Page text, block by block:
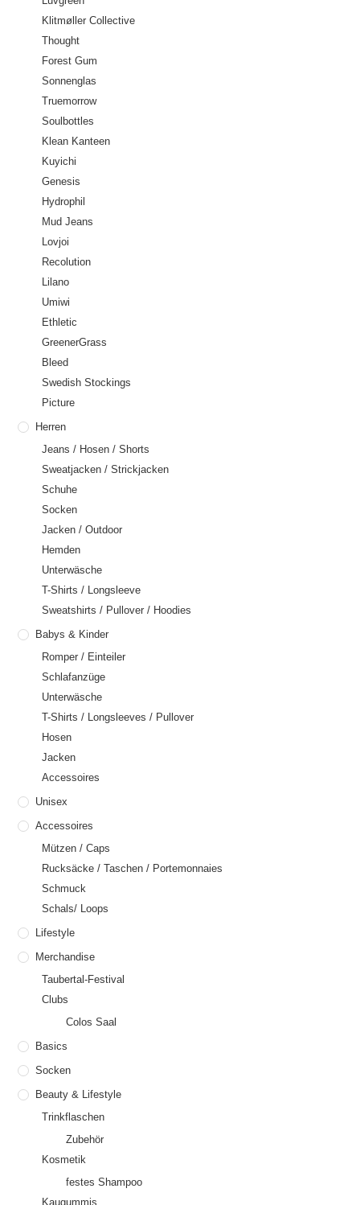
Klitmøller Collective
Thought
Forest Gum
Sonnenglas
Truemorrow
Soulbottles
Klean Kanteen
Kuyichi
Genesis
Hydrophil
Mud Jeans
Lovjoi
Recolution
Lilano
Umiwi
Ethletic
GreenerGrass
Bleed
Swedish Stockings
Picture
Herren
Jeans / Hosen / Shorts
Sweatjacken / Strickjacken
Schuhe
Socken
Jacken / Outdoor
Hemden
Unterwäsche
T-Shirts / Longsleeve
Sweatshirts / Pullover / Hoodies
Babys & Kinder
Romper / Einteiler
Schlafanzüge
Unterwäsche
T-Shirts / Longsleeves / Pullover
Hosen
Jacken
Accessoires
Unisex
Accessoires
Mützen / Caps
Rucksäcke / Taschen / Portemonnaies
Schmuck
Schals/ Loops
Lifestyle
Merchandise
Taubertal-Festival
Clubs
Colos Saal
Basics
Socken
Beauty & Lifestyle
Trinkflaschen
Zubehör
Kosmetik
festes Shampoo
Kaugummis